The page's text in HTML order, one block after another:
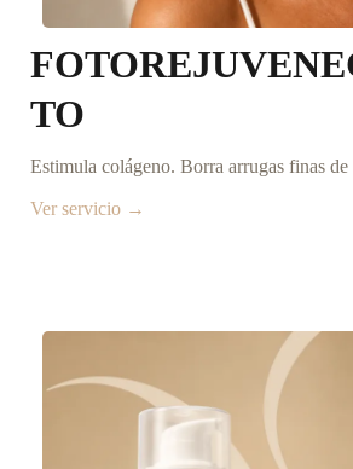
TO
Estimula colágeno. Borra arrugas finas de
Ver servicio →